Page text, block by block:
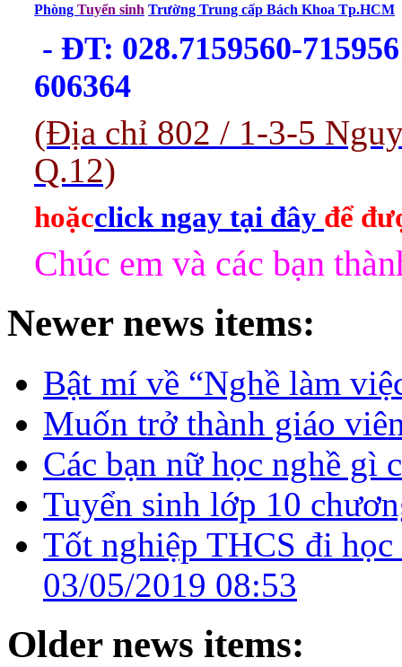
Phòng Tuyển sinh Trường Trung cấp Bách Khoa Tp.HCM
- ĐT: 028.7159560-
606364
(Địa chỉ 802 / 1-3-5
Q.12)
hoặcclick ngay tại đây để
Chúc em và các bạn
Newer news items:
Bật mí về “Nghề làm
Muốn trở thành giáo
Các bạn nữ học nghề gì
Tuyển sinh lớp 10
Tốt nghiệp THCS đi
03/05/2019 08:53
Older news items: